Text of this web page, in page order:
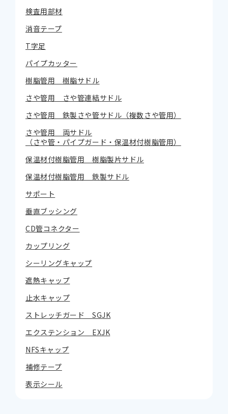
検査用部材
消音テープ
T字足
パイプカッター
樹脂管用 樹脂サドル
さや管用 さや管連結サドル
さや管用 鉄製さや管サドル（複数さや管用）
さや管用 両サドル
（さや管・パイプガード・保温材付樹脂管用）
保温材付樹脂管用 樹脂製片サドル
保温材付樹脂管用 鉄製サドル
サポート
垂直ブッシング
CD管コネクター
カップリング
シーリングキャップ
遮熱キャップ
止水キャップ
ストレッチガード SGJK
エクステンション EXJK
NFSキャップ
補修テープ
表示シール